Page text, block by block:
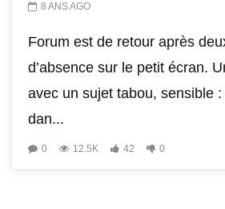
8 ANS AGO
Forum est de retour après
d’absence sur le petit écran.
avec un sujet tabou, sensible
dan...
0 12.5K 42 0